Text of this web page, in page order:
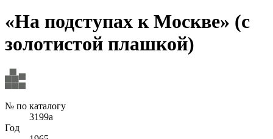
«На подступах к Москве» (с
золотистой плашкой)
№ по каталогу
3199а
Год